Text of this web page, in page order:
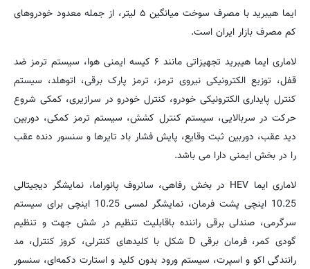
ایما هیبرید با مصرف سوخت میانگین ۵ لیتر، از جمله معدود خودروهای
کم مصرف بازار ایران است.
لاماری ایما هیبرید تجهیزاتی مانند ۶ کیسه ایمنی هوا، سیستم ترمز ضد
قفل، توزیع الکترونیکی نیروی ترمز، ترمز پارک برقی، اتوهلد، سیستم
کنترل پایداری الکترونیکی خودرو، کنترل خودرو در سرازیری، کمکی شروع
حرکت در سربالایی، سیستم کنترل کشش، سیستم ترمز کمکی، دوربین
دید عقب، دوربین ثبت وقایع، پایش فشار باد تایرها و سنسور دنده عقب
را در بخش ایمنی دارا می باشد.
لاماری ایما HEV در بخش رفاهی، سانروف پانوراما، نمایشگر دیجیتالی
10.25 اینچی پشت فرمان، نمایشگر لمسی 10.25 اینچی برای سیستم
سرگرمی، صندلی برقی راننده باقابلیت تنظیم در شش جهت و تنظیم
گودی کمر، فرمان برقی D شکل با کلیدهای کنترلی، کروز کنترل، مد
رانندگی اکو و اسپرت، سیستم ورود بدون کلید و استارت دکمه‌ای، سنسور